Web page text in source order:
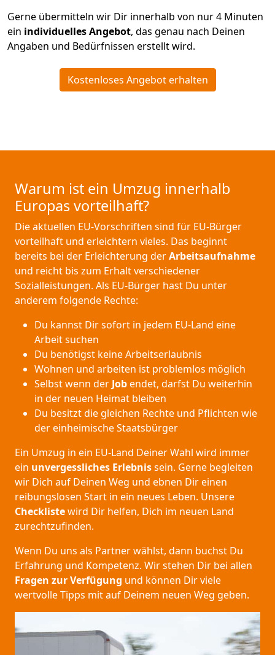
Gerne übermitteln wir Dir innerhalb von nur4 Minuten
ein individuelles Angebot, das genau nach Deinen
Angaben und Bedürfnissen erstellt wird.
Kostenloses Angebot erhalten
Warum ist ein Umzug innerhalb
Europas vorteilhaft?
Die aktuellen EU-Vorschriften sind für EU-Bürger
vorteilhaft und erleichtern vieles. Das beginnt
bereits bei der Erleichterung derArbeitsaufnahme
und reicht bis zum Erhalt verschiedener
Sozialleistungen. Als EU-Bürger hast Du unter
anderem folgende Rechte:
Du kannst Dir sofort in jedem EU-Land eine
Arbeit suchen
Du benötigst keine Arbeitserlaubnis
Wohnen und arbeiten ist problemlos möglich
Selbst wenn der Jobendet, darfst Du weiterhin
in der neuen Heimat bleiben
Du besitzt die gleichen Rechte und Pflichten wie
der einheimische Staatsbürger
Ein Umzug in ein EU-Land Deiner Wahl wird immer
ein unvergessliches Erlebnissein. Gerne begleiten
wir Dich auf Deinen Weg und ebnen Dir einen
reibungslosen Start in ein neues Leben. Unsere
Checklistewird Dir helfen, Dich im neuen Land
zurechtzufinden.
Wenn Du uns als Partner wählst, dann buchst Du
Erfahrung und Kompetenz. Wir stehen Dir bei allen
Fragen zur Verfügung und können Dir viele
wertvolle Tipps mit auf Deinem neuen Weg geben.